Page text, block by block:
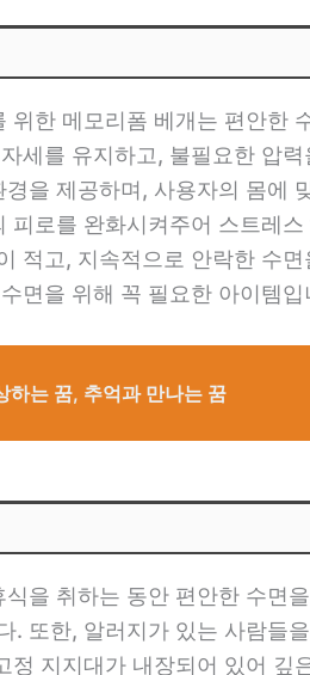
한 메모리폼 베개는 편안한
세를 유지하고, 불필요한 압
을 제공하며, 사용자의 몸에
로를 완화시켜주어 스트레
적고, 지속적으로 안락한 수
면을 위해 꼭 필요한 아이템입
하는 꿈, 추억과 만나는 꿈
을 취하는 동안 편안한 수면
. 또한, 알러지가 있는 사람들
지지대가 내장되어 있어